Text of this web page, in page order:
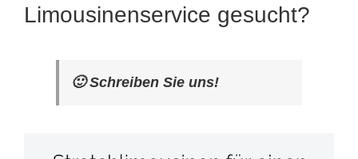
Limousinenservice gesucht?
🙂 Schreiben Sie uns!